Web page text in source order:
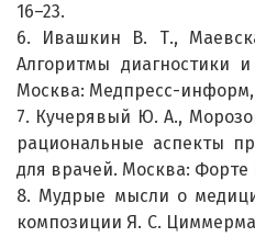
16–23.
6. Ивашкин В. Т.,
Алгоритмы диагностики
Москва: Медпресс-информ,
7. Кучерявый Ю. А.,
рациональные аспекты
для врачей. Москва: Форте
8. Мудрые мысли о
композиции Я. С.